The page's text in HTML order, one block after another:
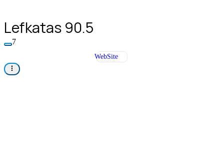
Lefkatas 90.5
7
WebSite